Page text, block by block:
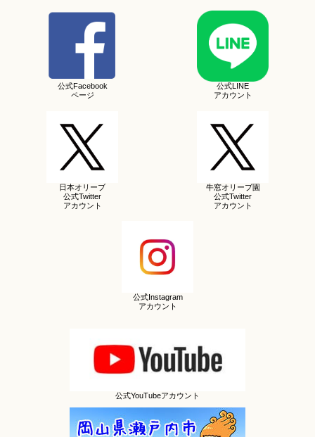
公式Facebook
ページ
公式LINE
アカウント
日本オリーブ
公式Twitter
アカウント
牛窓オリーブ園
公式Twitter
アカウント
公式Instagram
アカウント
公式YouTubeアカウント